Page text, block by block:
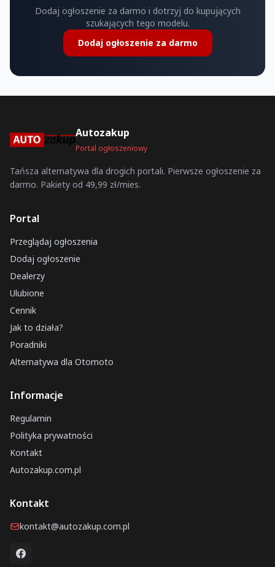
Dodaj ogłoszenie za darmo i dotrzyj do kupujących
szukających tego modelu.
Dodaj ogłoszenie za darmo
Autozakup
Portal ogłoszeniowy
Tańsza alternatywa dla drogich portali. Pierwsze ogłoszenie za
darmo. Pakiety od 49,99 zł/mies.
Portal
Przeglądaj ogłoszenia
Dodaj ogłoszenie
Dealerzy
Ulubione
Cennik
Jak to działa?
Poradniki
Alternatywa dla Otomoto
Informacje
Regulamin
Polityka prywatności
Kontakt
Autozakup.com.pl
Kontakt
kontakt@autozakup.com.pl